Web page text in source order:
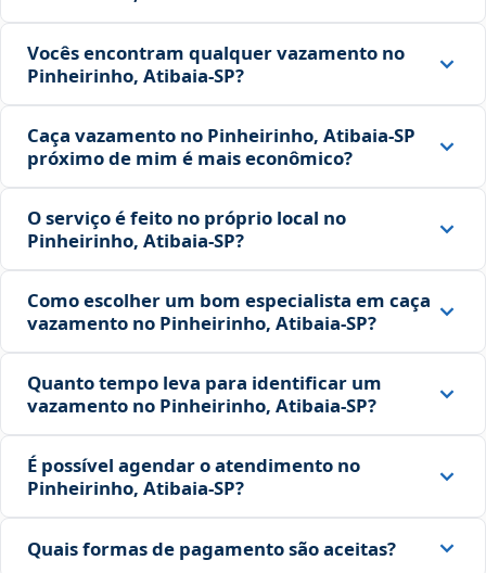
Vocês encontram qualquer vazamento no
Pinheirinho, Atibaia‑SP?
Caça vazamento no Pinheirinho, Atibaia‑SP
próximo de mim é mais econômico?
O serviço é feito no próprio local no
Pinheirinho, Atibaia‑SP?
Como escolher um bom especialista em caça
vazamento no Pinheirinho, Atibaia‑SP?
Quanto tempo leva para identificar um
vazamento no Pinheirinho, Atibaia‑SP?
É possível agendar o atendimento no
Pinheirinho, Atibaia‑SP?
Quais formas de pagamento são aceitas?